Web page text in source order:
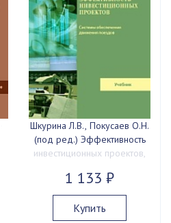
Шкурина Л.В., Покусаев О.Н.
(под ред.) Эффективность
инвестиционных проектов,
1 133 ₽
Купить